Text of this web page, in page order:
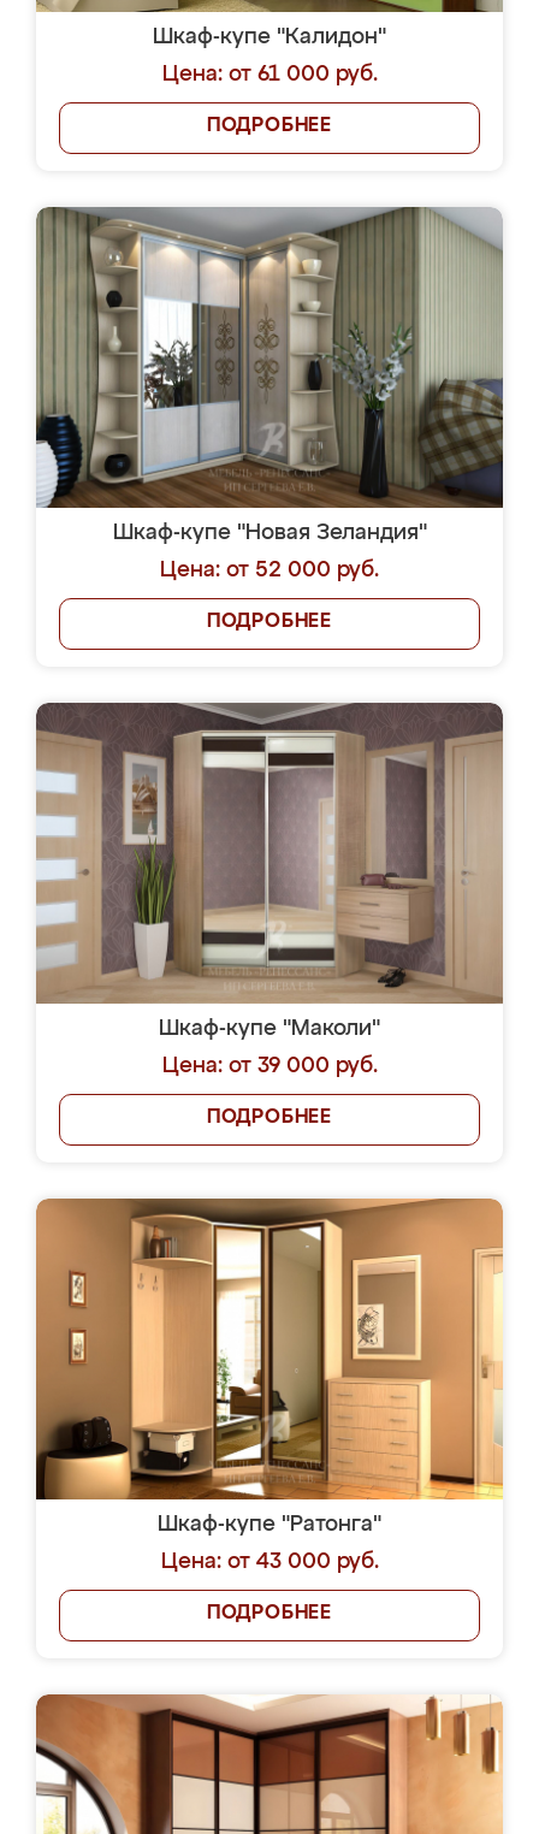
Шкаф-купе "Калидон"
Цена: от 61 000 руб.
ПОДРОБНЕЕ
Шкаф-купе "Новая Зеландия"
Цена: от 52 000 руб.
ПОДРОБНЕЕ
Шкаф-купе "Маколи"
Цена: от 39 000 руб.
ПОДРОБНЕЕ
Шкаф-купе "Ратонга"
Цена: от 43 000 руб.
ПОДРОБНЕЕ